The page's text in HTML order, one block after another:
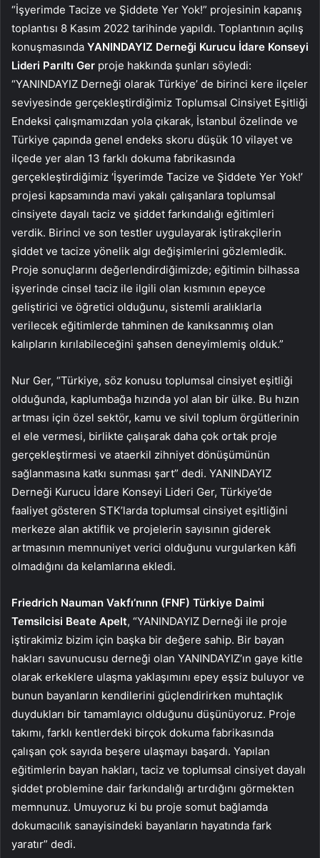
“İşyerimde Tacize ve Şiddete Yer Yok!” projesinin kapanış
toplantısı 8 Kasım 2022 tarihinde yapıldı. Toplantının açılış
konuşmasında YANINDAYIZ Derneği Kurucu İdare Konseyi
Lideri Parıltı Ger proje hakkında şunları söyledi:
“YANINDAYIZ Derneği olarak Türkiye’ de birinci kere ilçeler
seviyesinde gerçekleştirdiğimiz Toplumsal Cinsiyet Eşitliği
Endeksi çalışmamızdan yola çıkarak, İstanbul özelinde ve
Türkiye çapında genel endeks skoru düşük 10 vilayet ve
ilçede yer alan 13 farklı dokuma fabrikasında
gerçekleştirdiğimiz ‘İşyerimde Tacize ve Şiddete Yer Yok!’
projesi kapsamında mavi yakalı çalışanlara toplumsal
cinsiyete dayalı taciz ve şiddet farkındalığı eğitimleri
verdik. Birinci ve son testler uygulayarak iştirakçilerin
şiddet ve tacize yönelik algı değişimlerini gözlemledik.
Proje sonuçlarını değerlendirdiğimizde; eğitimin bilhassa
işyerinde cinsel taciz ile ilgili olan kısmının epeyce
geliştirici ve öğretici olduğunu, sistemli aralıklarla
verilecek eğitimlerde tahminen de kanıksanmış olan
kalıpların kırılabileceğini şahsen deneyimlemiş olduk.”
Nur Ger, “Türkiye, söz konusu toplumsal cinsiyet eşitliği
olduğunda, kaplumbağa hızında yol alan bir ülke. Bu hızın
artması için özel sektör, kamu ve sivil toplum örgütlerinin
el ele vermesi, birlikte çalışarak daha çok ortak proje
gerçekleştirmesi ve ataerkil zihniyet dönüşümünün
sağlanmasına katkı sunması şart” dedi. YANINDAYIZ
Derneği Kurucu İdare Konseyi Lideri Ger, Türkiye’de
faaliyet gösteren STK’larda toplumsal cinsiyet eşitliğini
merkeze alan aktiflik ve projelerin sayısının giderek
artmasının memnuniyet verici olduğunu vurgularken kâfi
olmadığını da kelamlarına ekledi.
Friedrich Nauman Vakfı’nınn (FNF) Türkiye Daimi
Temsilcisi Beate Apelt, “YANINDAYIZ Derneği ile proje
iştirakimiz bizim için başka bir değere sahip. Bir bayan
hakları savunucusu derneği olan YANINDAYIZ’ın gaye kitle
olarak erkeklere ulaşma yaklaşımını epey eşsiz buluyor ve
bunun bayanların kendilerini güçlendirirken muhtaçlık
duydukları bir tamamlayıcı olduğunu düşünüyoruz. Proje
takımı, farklı kentlerdeki birçok dokuma fabrikasında
çalışan çok sayıda beşere ulaşmayı başardı. Yapılan
eğitimlerin bayan hakları, taciz ve toplumsal cinsiyet dayalı
şiddet problemine dair farkındalığı artırdığını görmekten
memnunuz. Umuyoruz ki bu proje somut bağlamda
dokumacılık sanayisindeki bayanların hayatında fark
yaratır” dedi.